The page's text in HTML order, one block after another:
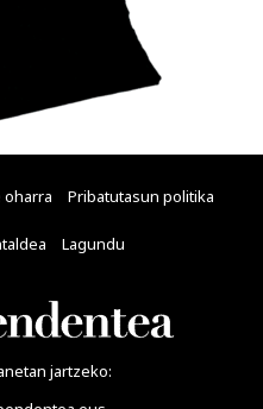
oharra Pribatutasun politika
Lagundu
jartzeko: